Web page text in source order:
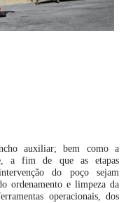
auxiliar; bem como a
a fim de que as etapas
do poço sejam
ordenamento e limpeza da
operacionais, dos